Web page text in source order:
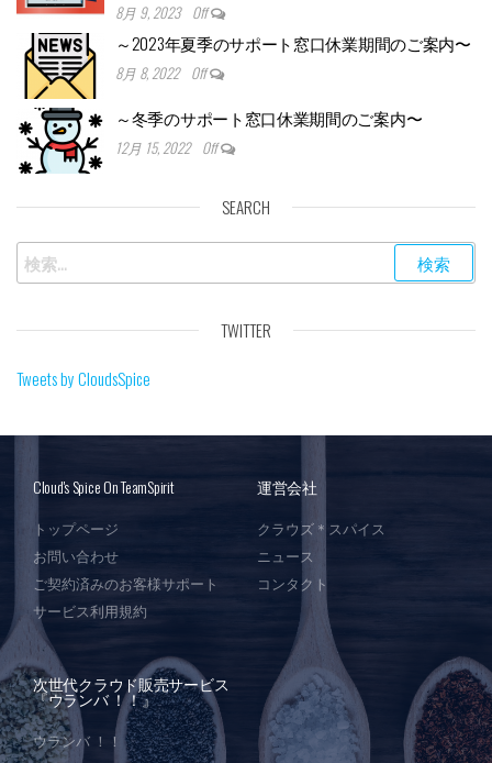
8月 9, 2023 Off
～2023年夏季のサポート窓口休業期間のご案内〜
8月 8, 2022 Off
～冬季のサポート窓口休業期間のご案内〜
12月 15, 2022 Off
SEARCH
TWITTER
Tweets by CloudsSpice
Cloud's Spice On TeamSpirit
トップページ
お問い合わせ
ご契約済みのお客様サポート
サービス利用規約
運営会社
クラウズ＊スパイス
ニュース
コンタクト
次世代クラウド販売サービス
『ウランバ ！！』
ウランバ ！！